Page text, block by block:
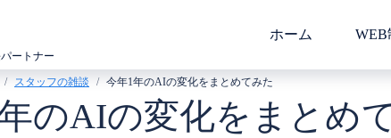
ートナー
ホーム WEB
スタッフの雑談 今年1年のAIの変化をまとめてみた
のAIの変化をまとめ